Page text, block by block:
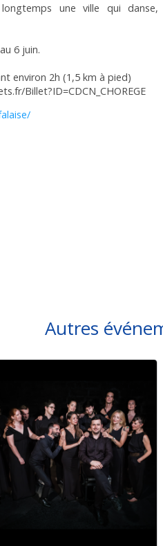
une ville qui danse,
6 juin.
environ 2h (1,5 km à pied)
Billet?ID=CDCN_CHOREGE
Autres